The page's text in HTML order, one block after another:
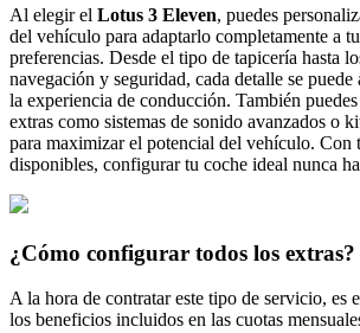
Al elegir el Lotus 3 Eleven, puedes
del vehículo para adaptarlo completamente a
preferencias. Desde el tipo de tapicería hasta
navegación y seguridad, cada detalle se puede
la experiencia de conducción. También
extras como sistemas de sonido avanzados o
para maximizar el potencial del vehículo. Con
disponibles, configurar tu coche ideal nunca
¿Cómo configurar todos los extras?
A la hora de contratar este tipo de servicio, es
los beneficios incluidos en las cuotas